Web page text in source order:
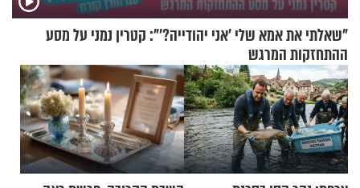
"שאלתי את אמא שלי 'אני יהודייה?'": קטרין נמני על מסע
ההתחזקות המרגש